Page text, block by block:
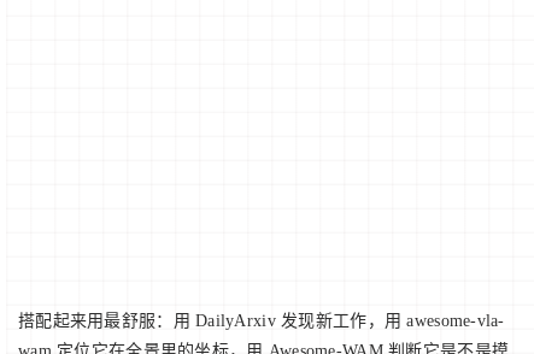
搭配起来用最舒服：用 DailyArxiv 发现新工作，用 awesome-vla-